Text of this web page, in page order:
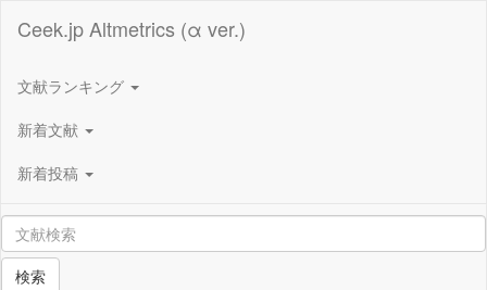
Ceek.jp Altmetrics (α ver.)
文献ランキング
新着文献
新着投稿
検索